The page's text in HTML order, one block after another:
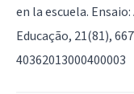
en la escuela.
Educação, 21(81),
40362013000400003